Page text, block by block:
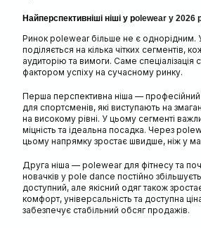
Найперспективніші ніші у polewear у 2026
Ринок polewear більше не є однорідним.
поділяється на кілька чітких сегментів,
аудиторію та вимоги. Саме спеціалізація
фактором успіху на сучасному ринку.
Перша перспективна ніша —
для спортсменів, які виступають на
на високому рівні. У цьому сегменті
міцність та ідеальна посадка. Через
цьому напрямку зростає швидше, ніж у
Друга ніша — polewear для фітнесу та
новачків у pole dance постійно
доступний, але якісний одяг також
комфорт, універсальність та доступна
забезпечує стабільний обсяг продажів.